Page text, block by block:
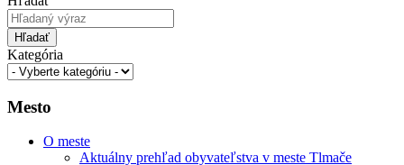
Hľadať
Kategória
Mesto
O meste
Aktuálny prehľad obyvateľstva v meste Tlmače